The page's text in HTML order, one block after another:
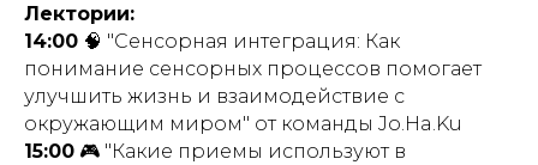
Лектории:
14:00 🧠 "Сенсорная интеграция: Как
понимание сенсорных процессов помогает
улучшить жизнь и взаимодействие с
окружающим миром" от команды Jo.Ha.Ku
15:00 🎮 "Какие приемы используют в